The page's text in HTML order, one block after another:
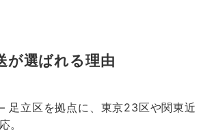
が選ばれる理由
– 足立区を拠点に、東京23区や関東近
。